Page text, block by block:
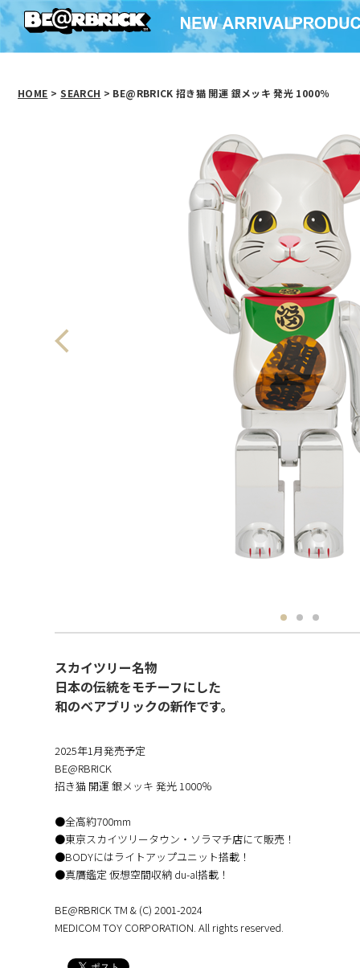
HOME > SEARCH > BE@RBRICK 招き猫 開運 銀メッキ 発光 1000％
スカイツリー名物
日本の伝統をモチーフにした
和のベアブリックの新作です。
2025年1月発売予定
BE@RBRICK
招き猫 開運 銀メッキ 発光 1000％
●全高約700mm
●東京スカイツリータウン・ソラマチ店にて販売！
●BODYにはライトアップユニット搭載！
●真贋鑑定 仮想空間収納 du-al搭載！
BE@RBRICK TM & (C) 2001-2024
MEDICOM TOY CORPORATION. All rights reserved.